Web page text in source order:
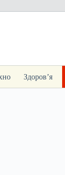
Здоров’я